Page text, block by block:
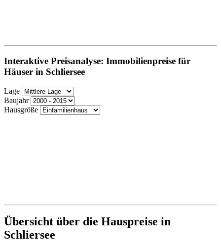
Interaktive Preisanalyse: Immobilienpreise für
Häuser in Schliersee
Lage
Baujahr
Hausgröße
Übersicht über die Hauspreise in
Schliersee